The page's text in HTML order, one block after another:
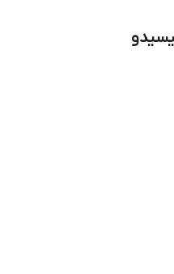
ترمیم کننده، صاف کننده،